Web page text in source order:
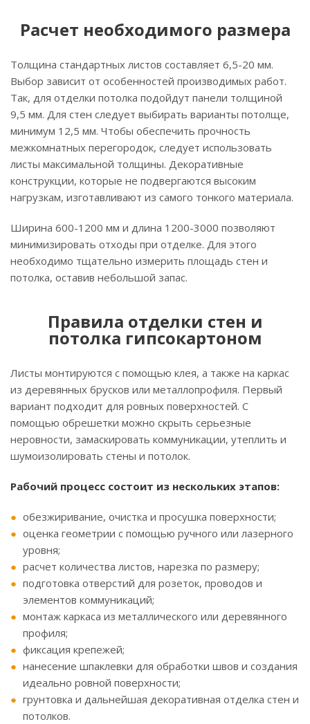
Расчет необходимого размера
Толщина стандартных листов составляет 6,5-20 мм.
Выбор зависит от особенностей производимых работ.
Так, для отделки потолка подойдут панели толщиной
9,5 мм. Для стен следует выбирать варианты потолще,
минимум 12,5 мм. Чтобы обеспечить прочность
межкомнатных перегородок, следует использовать
листы максимальной толщины. Декоративные
конструкции, которые не подвергаются высоким
нагрузкам, изготавливают из самого тонкого материала.
Ширина 600-1200 мм и длина 1200-3000 позволяют
минимизировать отходы при отделке. Для этого
необходимо тщательно измерить площадь стен и
потолка, оставив небольшой запас.
Правила отделки стен и
потолка гипсокартоном
Листы монтируются с помощью клея, а также на каркас
из деревянных брусков или металлопрофиля. Первый
вариант подходит для ровных поверхностей. С
помощью обрешетки можно скрыть серьезные
неровности, замаскировать коммуникации, утеплить и
шумоизолировать стены и потолок.
Рабочий процесс состоит из нескольких этапов:
обезжиривание, очистка и просушка поверхности;
оценка геометрии с помощью ручного или лазерного
уровня;
расчет количества листов, нарезка по размеру;
подготовка отверстий для розеток, проводов и
элементов коммуникаций;
монтаж каркаса из металлического или деревянного
профиля;
фиксация крепежей;
нанесение шпаклевки для обработки швов и создания
идеально ровной поверхности;
грунтовка и дальнейшая декоративная отделка стен и
потолков.